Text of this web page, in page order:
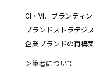
CI・VI、ブランディ
ブランドストラテジ
企業ブランドの再構
＞筆者について